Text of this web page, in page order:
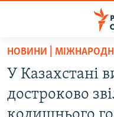
Перейти
основного
матеріалу
Перейти
СТАТТІ
НОВИНИ |
У Казахстані
достроково